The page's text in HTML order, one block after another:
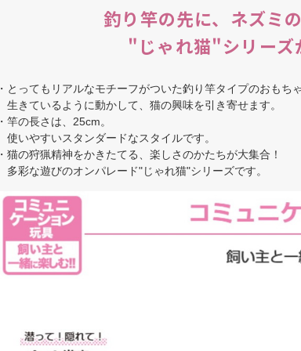
釣り竿の先に、ネズミ
"じゃれ猫"シリーズ
・とってもリアルなモチーフがついた釣り竿タイプのおもちゃ
生きているように動かして、猫の興味を引き寄せます。
・竿の長さは、25cm。
使いやすいスタンダードなスタイルです。
・猫の狩猟精神をかきたてる、楽しさのかたちが大集合！
多彩な遊びのオンパレード"じゃれ猫"シリーズです。